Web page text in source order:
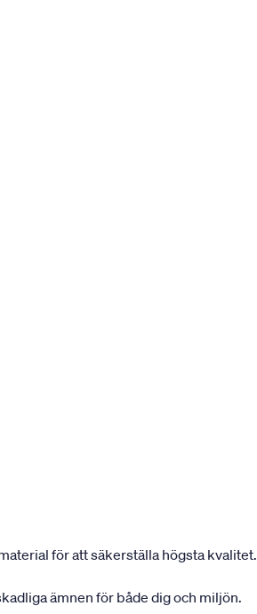
för att säkerställa högsta kvalitet.
ämnen för både dig och miljön.